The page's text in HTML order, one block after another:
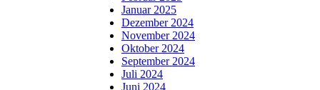
Januar 2025
Dezember 2024
November 2024
Oktober 2024
September 2024
Juli 2024
Juni 2024